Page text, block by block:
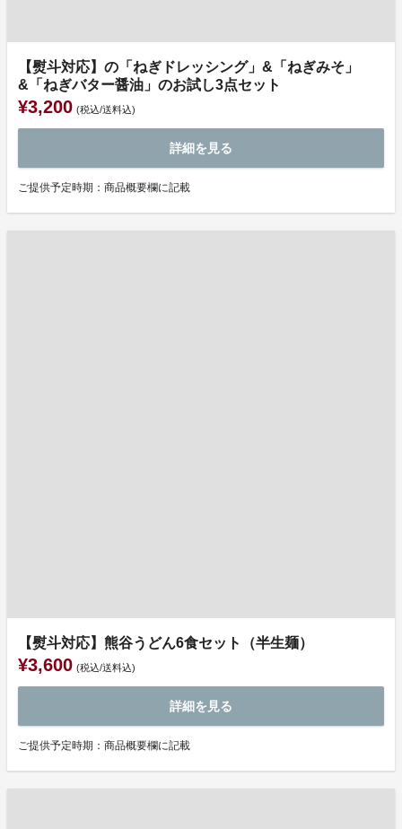
【熨斗対応】の「ねぎドレッシング」&「ねぎみそ」
&「ねぎバター醤油」のお試し3点セット
¥3,200 (税込/送料込)
詳細を見る
ご提供予定時期：商品概要欄に記載
【熨斗対応】熊谷うどん6食セット（半生麺）
¥3,600 (税込/送料込)
詳細を見る
ご提供予定時期：商品概要欄に記載